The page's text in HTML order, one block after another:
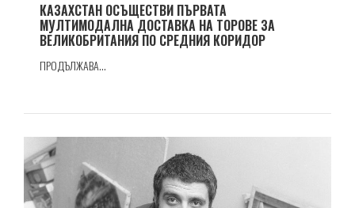
КАЗАХСТАН ОСЪЩЕСТВИ ПЪРВАТА
МУЛТИМОДАЛНА ДОСТАВКА НА ТОРОВЕ ЗА
ВЕЛИКОБРИТАНИЯ ПО СРЕДНИЯ КОРИДОР
ПРОДЪЛЖАВА...